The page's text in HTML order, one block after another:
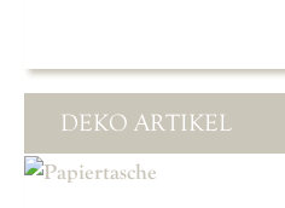
DEKO ARTIKEL